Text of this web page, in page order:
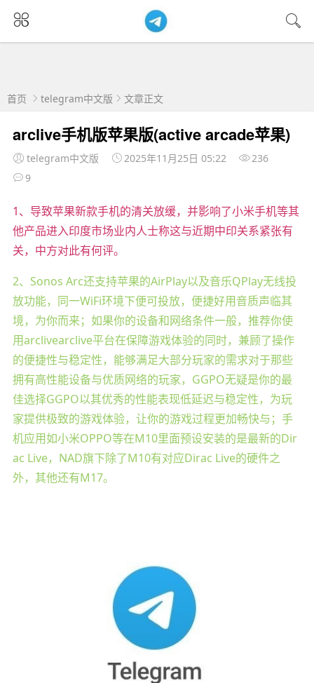
首页 telegram中文版 文章正文
arclive手机版苹果版(active arcade苹果)
telegram中文版 2025年11月25日 05:22
236
9
1、导致苹果新款手机的清关放缓，并影响了小米手机等其
他产品进入印度市场业内人士称这与近期中印关系紧张有
关，中方对此有何评。
2、Sonos Arc还支持苹果的AirPlay以及音乐QPlay无线投
放功能，同一WiFi环境下便可投放，便捷好用音质声临其
境，为你而来；如果你的设备和网络条件一般，推荐你使
用arclivearclive平台在保障游戏体验的同时，兼顾了操作
的便捷性与稳定性，能够满足大部分玩家的需求对于那些
拥有高性能设备与优质网络的玩家，GGPO无疑是你的最
佳选择GGPO以其优秀的性能表现低延迟与稳定性，为玩
家提供极致的游戏体验，让你的游戏过程更加畅快与；手
机应用如小米OPPO等在M10里面预设安装的是最新的Dir
ac Live，NAD旗下除了M10有对应Dirac Live的硬件之
外，其他还有M17。